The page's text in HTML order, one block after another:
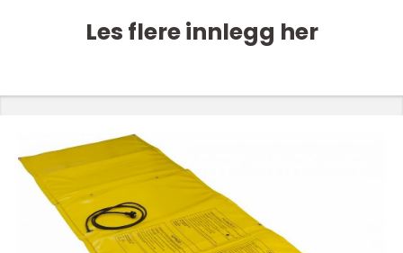
Les flere innlegg her